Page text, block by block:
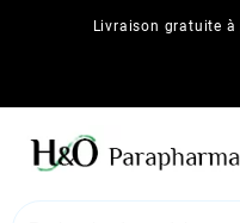
Livraison gratuite